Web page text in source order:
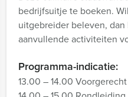
bedrijfsuitje te boeken.
uitgebreider beleven,
aanvullende activiteiten
Programma-indicatie:
13.00 – 14.00 Voorgerecht